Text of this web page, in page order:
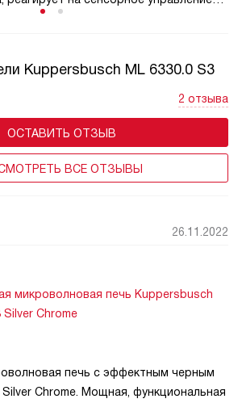
интуитивным даже для новичков
премиальный вид. В моделях
программами дисплей может
этапы приготовления.
Kuppersbusch ML 6330.0 S3
2 отзыва
ОСТАВИТЬ ОТЗЫВ
ВСЕ ОТЗЫВЫ
26.11.2022
микроволновая печь Kuppersbusch
Silver Chrome
печь с эффектным черным
Chrome. Мощная, функциональная